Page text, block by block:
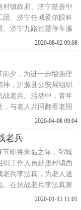
镇政府、济宁慈善中
团、济宁任城爱尔眼科
、济宁九路智慧停车服
馆等爱心团队，走进唐
岁参加八路军。老人
，兴奋不已：有一次与
2020-08-02 09:08
前夕，为进一步增强理
神，沂源县公安局组织
战老兵。活动中，青年
，与老人共同翻看老照
年英勇的战斗故事。老
前辈们学习，忠诚于
区的安全稳定奉献自己
2020-04-08 09:04
老兵
节即将来临之际，邹城
工作人员赴唐村镇西
老兵李法真，为老人送
。在抗战老兵李法真家
问了老人生活起居和身
2020-01-13 11:01